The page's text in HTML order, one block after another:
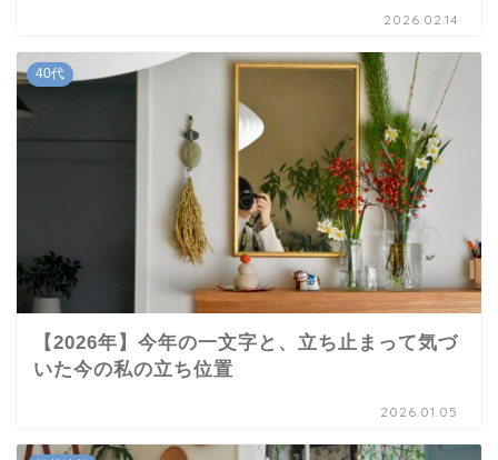
2026.02.14
40代
【2026年】今年の一文字と、立ち止まって気づ
いた今の私の立ち位置
2026.01.05